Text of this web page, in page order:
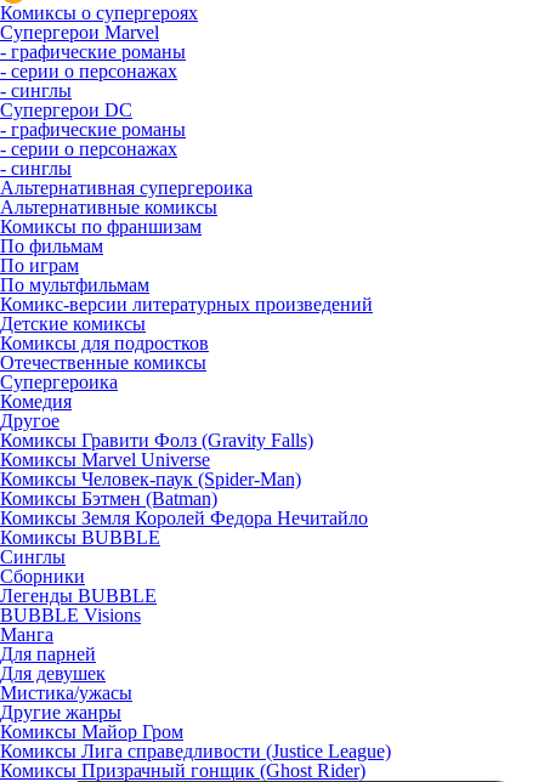
Комиксы о супергероях
Супергерои Marvel
- графические романы
- серии о персонажах
- синглы
Супергерои DC
- графические романы
- серии о персонажах
- синглы
Альтернативная супергероика
Альтернативные комиксы
Комиксы по франшизам
По фильмам
По играм
По мультфильмам
Комикс-версии литературных произведений
Детские комиксы
Комиксы для подростков
Отечественные комиксы
Супергероика
Комедия
Другое
Комиксы Гравити Фолз (Gravity Falls)
Комиксы Marvel Universe
Комиксы Человек-паук (Spider-Man)
Комиксы Бэтмен (Batman)
Комиксы Земля Королей Федора Нечитайло
Комиксы BUBBLE
Синглы
Сборники
Легенды BUBBLE
BUBBLE Visions
Манга
Для парней
Для девушек
Мистика/ужасы
Другие жанры
Комиксы Майор Гром
Комиксы Лига справедливости (Justice League)
Комиксы Призрачный гонщик (Ghost Rider)